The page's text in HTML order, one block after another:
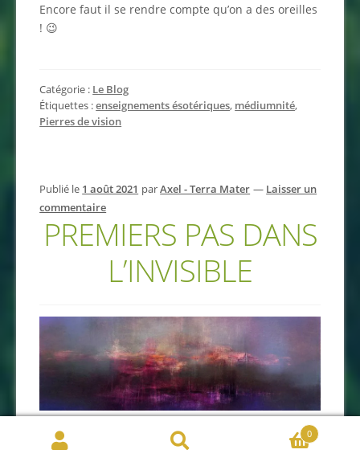
Encore faut il se rendre compte qu’on a des oreilles
! 😉
Catégorie : Le Blog
Étiquettes :enseignements ésotériques, médiumnité,
Pierres de vision
Publié le 1 août 2021 parAxel - Terra Mater — Laisser un
commentaire
PREMIERS PAS DANS
L’INVISIBLE
Selon ce que je percevois, pénétrer dans les mondes
Recherche
0